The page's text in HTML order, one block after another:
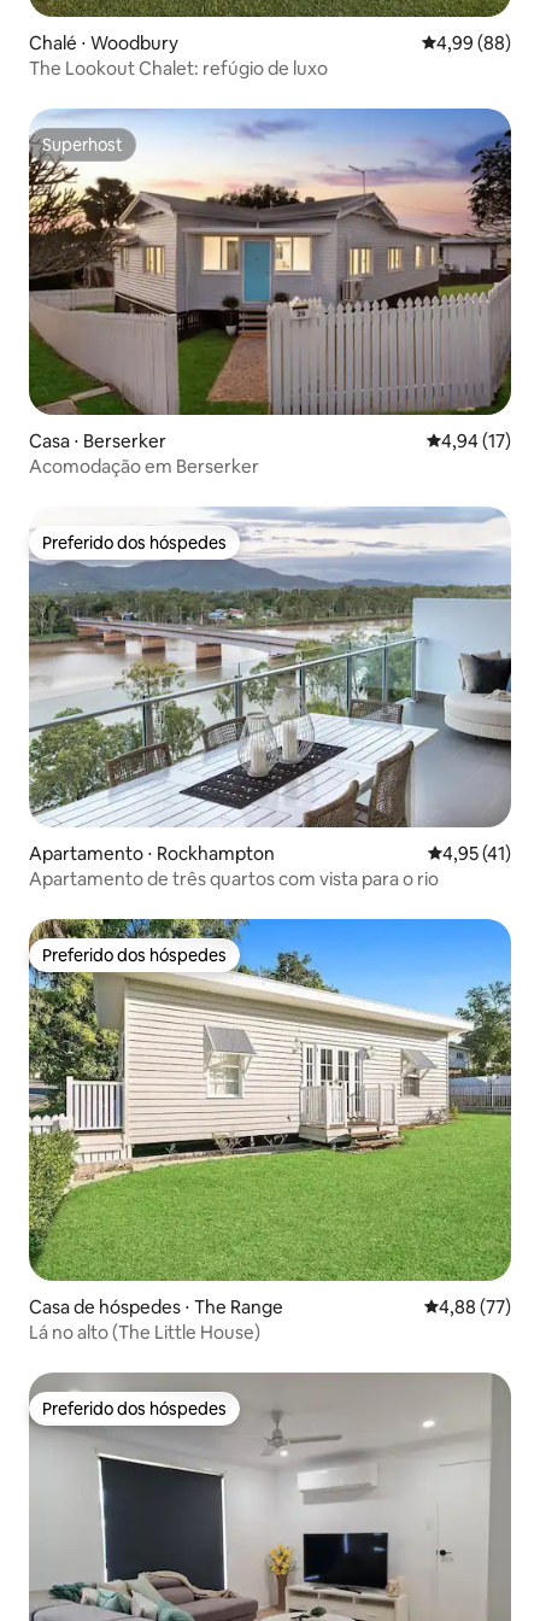
Chalé ⋅ Woodbury 4,99 de uma
4,99 (88)
The Lookout Chalet: refúgio de luxo
Superhost
Superhost
Casa ⋅ Berserker 4,94 de uma
4,94 (17)
Acomodação em Berserker
Preferido dos hóspedes
Preferido dos hóspedes
Apartamento ⋅ Rockhampton 4,95 de uma
4,95 (41)
Apartamento de três quartos com vista para o rio
Preferido dos hóspedes
Preferido dos hóspedes
Casa de hóspedes ⋅ The Range 4,88 de uma
4,88 (77)
Lá no alto (The Little House)
Preferido dos hóspedes
Preferido dos hóspedes